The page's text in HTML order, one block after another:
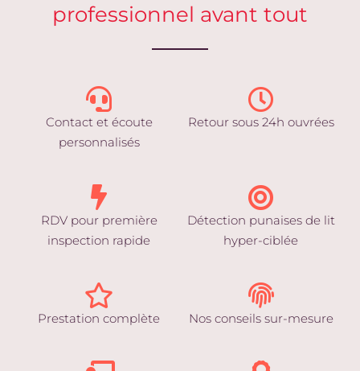
professionnel avant tout
Contact et écoute
personnalisés
Retour sous 24h ouvrées
RDV pour première
inspection rapide
Détection punaises de lit
hyper-ciblée
Prestation complète Nos conseils sur-mesure